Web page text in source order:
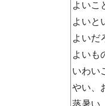
よいこ
よいと
よいだ
よいも
いわい
やい、
蒸暑い